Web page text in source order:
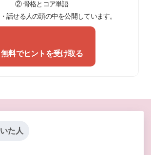
② 骨格とコア単語
話せる人の頭の中を公開しています。
無料でヒントを受け取る
た人